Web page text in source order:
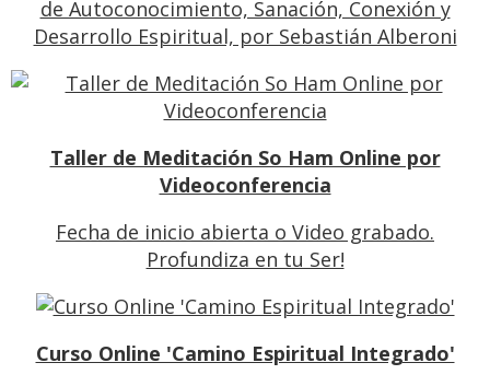
de Autoconocimiento, Sanación, Conexión y
Desarrollo Espiritual, por Sebastián Alberoni
Taller de Meditación So Ham Online por
Videoconferencia
Fecha de inicio abierta o Video grabado.
Profundiza en tu Ser!
Curso Online 'Camino Espiritual Integrado'